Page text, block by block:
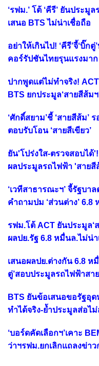
‘รฟม.’ โต้ ‘คีรี’ ยันประมู
เสนอ BTS ไม่น่าเชื่อถือ
อย่าให้เกินไป! ‘คีรี’จี้‘บิ๊
คอร์รัปชันไทยรุนแรงมาก
ปากพูดแต่ไม่ทำจริง!
BTS ยกประมูล‘สายสีส้ม
‘ศักดิ์สยาม’ชี้ ‘สายสีส้ม’
ตอบรับโอน ‘สายสีเขียว’
ยัน'โปร่งใส-ตรวจสอบได้
ผลประมูลรถไฟฟ้า 'สายสี
‘เวทีสาธารณะฯ’ จี้รัฐบา
คำถามปม ‘ส่วนต่าง’ 6.8
รฟม.โต้ ACT ยันประมูล‘
ผลปย.รัฐ 6.8 หมื่นล.ไม่น่า
เสนอผลปย.ต่างกัน 6.8 ห
ตู่’สอบประมูลรถไฟฟ้าสา
BTS ยันข้อเสนอขอรัฐอุ
ทำได้จริง-ย้ำประมูลส่อไ
‘บอร์ดคัดเลือกฯ’เคาะ
ว่าฯรฟม.ยกเลิกแถลงข่า